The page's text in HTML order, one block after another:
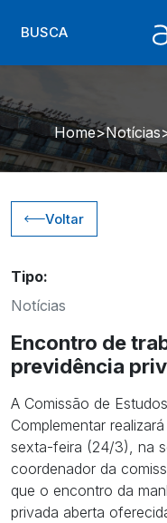
BUSCA
Home Notícias
Voltar
Tipo:
Notícias
Encontro de
previdência
A Comissão de
Complementar
sexta-feira (24/3), na
coordenador da
que o encontro da
privada aberta